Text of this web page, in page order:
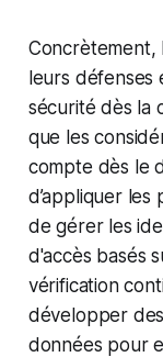
leurs défenses
sécurité dès la
que les
compte dès le
d’appliquer
de gérer les
d'accès basés
vérification
développer
données pour